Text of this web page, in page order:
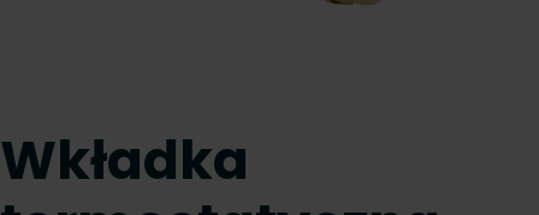
Wkładka